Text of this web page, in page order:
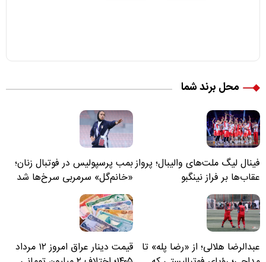
محل برند شما
فینال لیگ ملت‌های والیبال؛ پرواز
عقاب‌ها بر فراز نینگبو
بمب پرسپولیس در فوتبال زنان؛
«خانم‌گل» سرمربی سرخ‌ها شد
عبدالرضا هلالی؛ از «رضا پله» تا
قیمت دینار عراق امروز ۱۲ مرداد